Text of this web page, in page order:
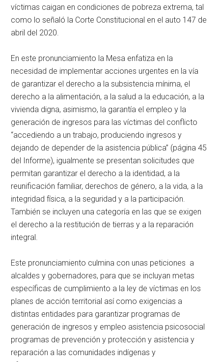
víctimas caigan en condiciones de pobreza extrema, tal
como lo señaló la Corte Constitucional en el auto 147 de
abril del 2020.
En este pronunciamiento la Mesa enfatiza en la
necesidad de implementar acciones urgentes en la vía
de garantizar el derecho a la subsistencia mínima, el
derecho a la alimentación, a la salud a la educación, a la
vivienda digna, asimismo, la garantía el empleo y la
generación de ingresos para las víctimas del conflicto
“accediendo a un trabajo, produciendo ingresos y
dejando de depender de la asistencia pública” (página 45
del Informe), igualmente se presentan solicitudes que
permitan garantizar el derecho a la identidad, a la
reunificación familiar, derechos de género, a la vida, a la
integridad física, a la seguridad y a la participación.
También se incluyen una categoría en las que se exigen
el derecho a la restitución de tierras y a la reparación
integral.
Este pronunciamiento culmina con unas peticiones a
alcaldes y gobernadores, para que se incluyan metas
específicas de cumplimiento a la ley de víctimas en los
planes de acción territorial así como exigencias a
distintas entidades para garantizar programas de
generación de ingresos y empleo asistencia psicosocial
programas de prevención y protección y asistencia y
reparación a las comunidades indígenas y